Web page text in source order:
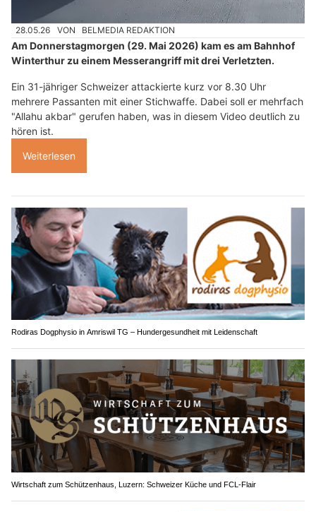
28.05.26 VON BELMEDIA REDAKTION
Am Donnerstagmorgen (29. Mai 2026) kam es am Bahnhof
Winterthur zu einem Messerangriff mit drei Verletzten.
Ein 31-jähriger Schweizer attackierte kurz vor 8.30 Uhr
mehrere Passanten mit einer Stichwaffe. Dabei soll er mehrfach
"Allahu akbar" gerufen haben, was in diesem Video deutlich zu
hören ist.
Weiterlesen
Rodiras Dogphysio in Amriswil TG – Hundergesundheit mit Leidenschaft
Wirtschaft zum Schützenhaus, Luzern: Schweizer Küche und FCL-Flair